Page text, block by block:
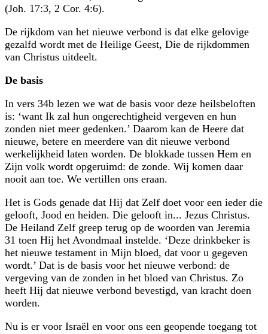
(Joh. 17:3, 2 Cor. 4:6).
De rijkdom van het nieuwe verbond is dat elke gelovige
gezalfd wordt met de Heilige Geest, Die de rijkdommen
van Christus uitdeelt.
De basis
In vers 34b lezen we wat de basis voor deze heilsbeloften
is: ‘want Ik zal hun ongerechtigheid vergeven en hun
zonden niet meer gedenken.’ Daarom kan de Heere dat
nieuwe, betere en meerdere van dit nieuwe verbond
werkelijkheid laten worden. De blokkade tussen Hem en
Zijn volk wordt opgeruimd: de zonde. Wij komen daar
nooit aan toe. We vertillen ons eraan.
Het is Gods genade dat Hij dat Zelf doet voor een ieder die
gelooft, Jood en heiden. Die gelooft in... Jezus Christus.
De Heiland Zelf greep terug op de woorden van Jeremia
31 toen Hij het Avondmaal instelde. ‘Deze drinkbeker is
het nieuwe testament in Mijn bloed, dat voor u gegeven
wordt.’ Dat is de basis voor het nieuwe verbond: de
vergeving van de zonden in het bloed van Christus. Zo
heeft Hij dat nieuwe verbond bevestigd, van kracht doen
worden.
Nu is er voor Israël en voor ons een geopende toegang tot